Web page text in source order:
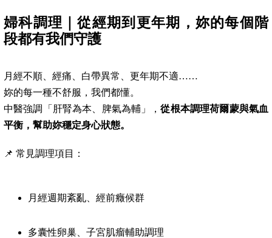
婦科調理｜從經期到更年期，妳的每個階
段都有我們守護
月經不順、經痛、白帶異常、更年期不適……
妳的每一種不舒服，我們都懂。
中醫強調「肝腎為本、脾氣為輔」，從根本調理荷爾蒙與氣血
平衡，幫助妳穩定身心狀態。
📌 常見調理項目：
月經週期紊亂、經前癥候群
多囊性卵巢、子宮肌瘤輔助調理